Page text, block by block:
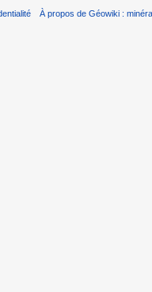
À propos de Géowiki :